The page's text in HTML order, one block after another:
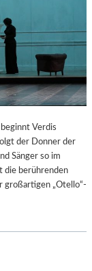
Verdis
der Donner der
Sänger so im
die berührenden
großartigen „Otello“-